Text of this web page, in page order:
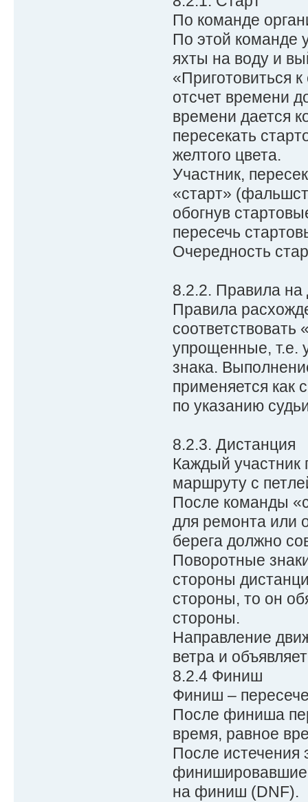
По команде
По этой команде
яхты на воду и
«Приготовиться
отсчет времени
времени дается
пересекать
желтого цвета.
Участник,
«старт»
обогнув
пересечь
Очередность
8.2.2. Правила на
Правила
упрощенные, т.е.
знака.
применяется как
по указанию
8.2.3. Дистанция
Каждый участник
маршруту с
После команды
для ремонта или
берега должно
Поворотные
стороны
стороны, то он
стороны.
Направление
ветра и
8.2.4 Финиш
Финиш –
После финиша
время, равное
После истечения
финишировавшие
на финиш (DNF).